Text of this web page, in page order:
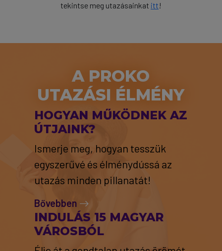
tekintse meg utazásainkat itt!
A PROKO
UTAZÁSI ÉLMÉNY
HOGYAN MŰKÖDNEK AZ
ÚTJAINK?
Ismerje meg, hogyan tesszük
egyszerűvé és élménydússá az
utazás minden pillanatát!
Bővebben
INDULÁS 15 MAGYAR
VÁROSBÓL